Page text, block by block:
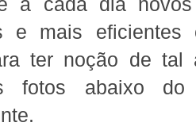
e mais eficientes
ter noção de tal
fotos abaixo do